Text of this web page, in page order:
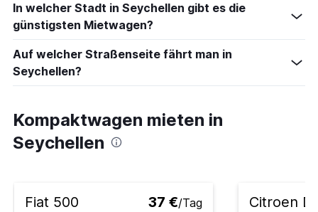
In welcher Stadt in Seychellen gibt es die
günstigsten Mietwagen?
Auf welcher Straßenseite fährt man in
Seychellen?
Kompaktwagen mieten in
Seychellen
Fiat 500 37 €/Tag
Citroen